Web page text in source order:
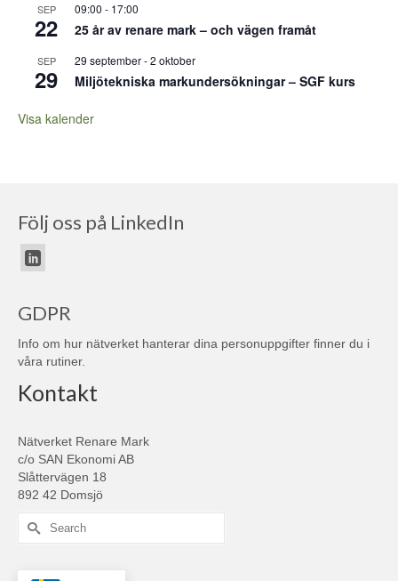
SEP
22
09:00 - 17:00
25 år av renare mark – och vägen framåt
SEP
29
29 september-2 oktober
Miljötekniska markundersökningar – SGF kurs
Visa kalender
Följ oss på LinkedIn
GDPR
Info om hur nätverket hanterar dina personuppgifter finner du i
våra rutiner.
Kontakt
Nätverket Renare Mark
c/o SAN Ekonomi AB
Slåttervägen 18
892 42 Domsjö
Search
for: